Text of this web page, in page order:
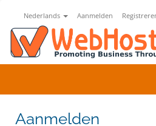
Nederlands Aanmelden
Aanmelden